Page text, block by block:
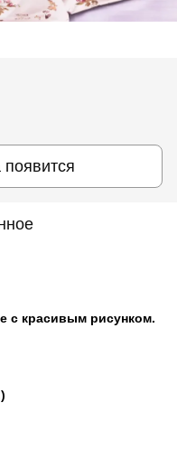
с красивым рисунком.